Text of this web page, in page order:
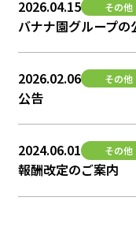
2026.04.15 その他
バナナ園グループ
2026.02.06 その他
公告
2024.06.01 その他
報酬改定のご案内